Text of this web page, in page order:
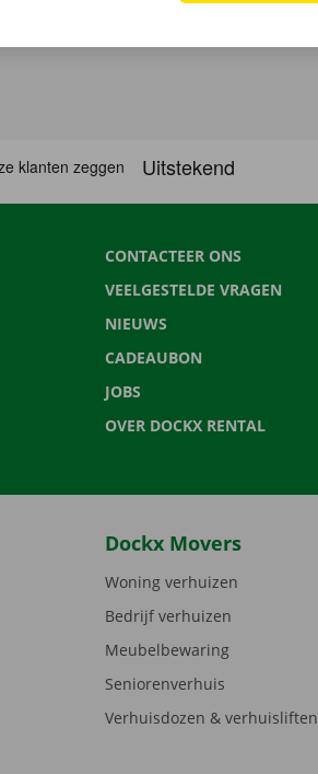
CONTACTEER ONS
VEELGESTELDE VRAGEN
NIEUWS
CADEAUBON
JOBS
OVER DOCKX RENTAL
Dockx Movers
Woning verhuizen
Bedrijf verhuizen
Meubelbewaring
Seniorenverhuis
Verhuisdozen & verhuisliften